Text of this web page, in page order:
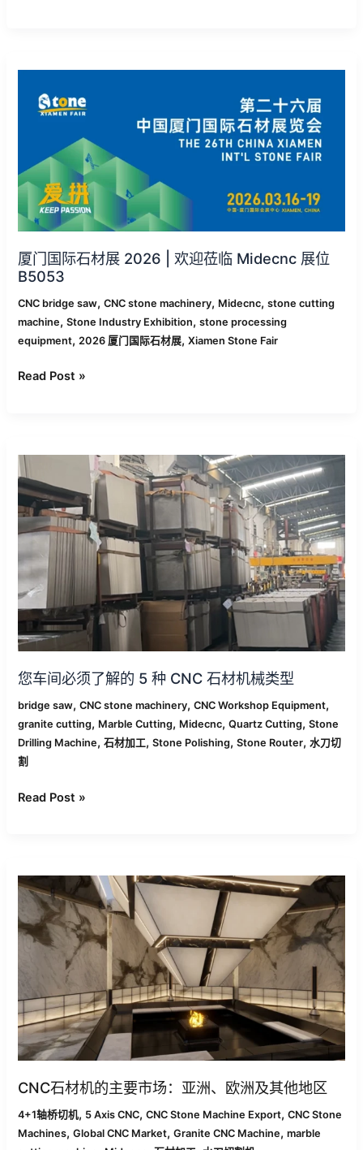
厦门国际石材展 2026 | 欢迎莅临 Midecnc 展位
B5053
CNC bridge saw,CNC stone machinery, Midecnc,stone cutting
machine,Stone Industry Exhibition,stone processing
equipment, 2026 厦门国际石材展,Xiamen Stone Fair
展
2026
|
欢
莅
临
Midecnc
展
位
Read Post »
您车间必须了解的 5 种 CNC 石材机械类型
bridge saw,CNC stone machinery,CNC Workshop Equipment,
granite cutting, Marble Cutting, Midecnc,Quartz Cutting,Stone
Drilling Machine,石材加工,Stone Polishing,Stone Router,水刀切
割
车
间
须
了
解
的
5
种
CNC
石
材
机
械
类
型
Read Post »
CNC石材机的主要市场：亚洲、欧洲及其他地区
4+1轴桥切机, 5 Axis CNC,CNC Stone Machine Export,CNC Stone
Machines,Global CNC Market,Granite CNC Machine,marble
Markets
for
CNC
Stone
Machines:
Europe
&
Beyond